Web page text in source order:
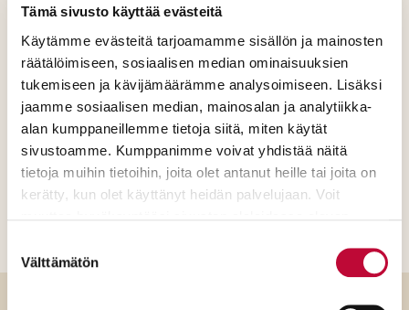
Tämä sivusto käyttää evästeitä
Käytämme evästeitä tarjoamamme sisällön ja mainosten
räätälöimiseen, sosiaalisen median ominaisuuksien
tukemiseen ja kävijämäärämme analysoimiseen. Lisäksi
jaamme sosiaalisen median, mainosalan ja analytiikka-
alan kumppaneillemme tietoja siitä, miten käytät
sivustoamme. Kumppanimme voivat yhdistää näitä
tietoja muihin tietoihin, joita olet antanut heille tai joita on
kerätty, kun olet käyttänyt heidän palvelujaan. Voit
valinta
Välttämätön
vahvaan neuvottelukulttuuriin
työpaikoilla?
Jaa sosiaalisessa mediassa